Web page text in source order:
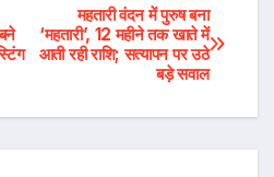
महतारी वंदन में पुरुष बना
‘महतारी’, 12 महीने तक खाते में
आती रही राशि; सत्यापन पर उठे
बड़े सवाल